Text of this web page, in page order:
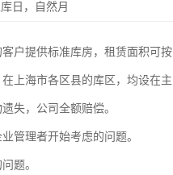
日，自然月
户提供标准库房，租赁面积可按
上海市各区县的库区，均设在主
失，公司全额赔偿。
管理者开始考虑的问题。
题。